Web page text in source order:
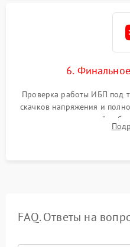
6.
Проверка работы ИБП под
скачков напряжения и
времени автономной
корректности
FAQ. Ответы на